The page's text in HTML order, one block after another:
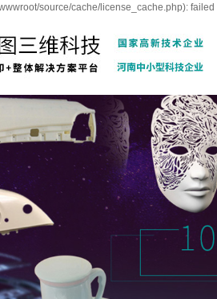
source/cache/license_cache.php):